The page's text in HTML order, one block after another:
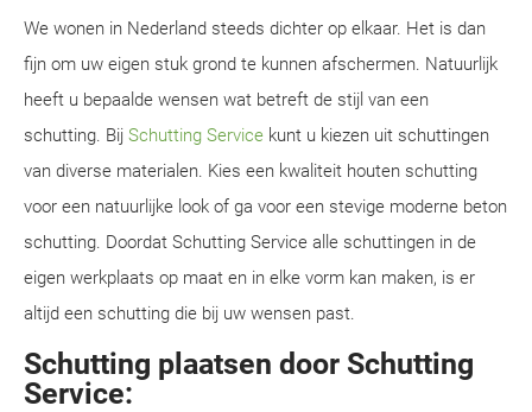
We wonen in Nederland steeds dichter op elkaar. Het is dan
fijn om uw eigen stuk grond te kunnen afschermen. Natuurlijk
heeft u bepaalde wensen wat betreft de stijl van een
schutting. Bij Schutting Service kunt u kiezen uit schuttingen
van diverse materialen. Kies een kwaliteit houten schutting
voor een natuurlijke look of ga voor een stevige moderne beton
schutting. Doordat Schutting Service alle schuttingen in de
eigen werkplaats op maat en in elke vorm kan maken, is er
altijd een schutting die bij uw wensen past.
Schutting plaatsen door Schutting
Service: